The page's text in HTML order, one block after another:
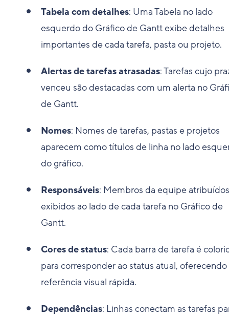
Tabela com detalhes: Uma Tabela no lado
esquerdo do Gráfico de Gantt exibe detalhes
importantes de cada tarefa, pasta ou projeto.
Alertas de tarefas atrasadas: Tarefas cujo
venceu são destacadas com um alerta no
de Gantt.
Nomes: Nomes de tarefas, pastas e projetos
aparecem como títulos de linha no lado
do gráfico.
Responsáveis: Membros da equipe
exibidos ao lado de cada tarefa no Gráfico de
Gantt.
Cores de status: Cada barra de tarefa é
para corresponder ao status atual, oferecendo
referência visual rápida.
Dependências: Linhas conectam as tarefas